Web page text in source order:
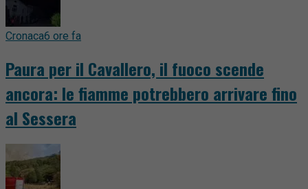
Cronaca6 ore fa
Paura per il Cavallero, il fuoco scende
ancora: le fiamme potrebbero arrivare fino
al Sessera